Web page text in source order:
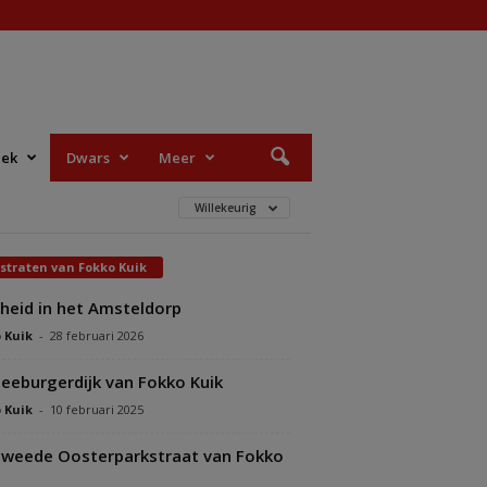
Dwars Meer
Willekeurig
van Fokko Kuik
in het Amsteldorp
Kuik - 28 februari 2026
van Fokko Kuik
Kuik - 10 februari 2025
Oosterparkstraat van Fokko